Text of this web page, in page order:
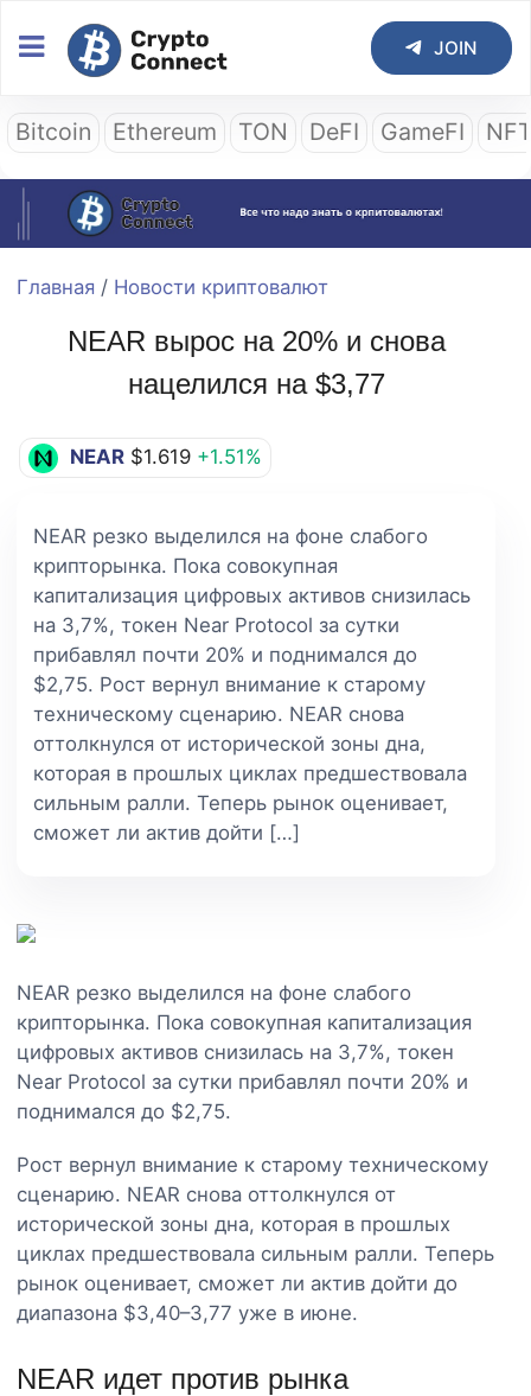
JOIN
Bitcoin Ethereum TON DeFI GameFI
Главная / Новости криптовалют
NEAR вырос на 20% и снова
нацелился на $3,77
NEAR $1.619 +1.51%
NEAR резко выделился на фоне слабого
крипторынка. Пока совокупная
капитализация цифровых активов снизилась
на 3,7%, токен Near Protocol за сутки
прибавлял почти 20% и поднимался до
$2,75. Рост вернул внимание к старому
техническому сценарию. NEAR снова
оттолкнулся от исторической зоны дна,
которая в прошлых циклах предшествовала
сильным ралли. Теперь рынок оценивает,
сможет ли актив дойти […]
NEAR резко выделился на фоне слабого
крипторынка. Пока совокупная капитализация
цифровых активов снизилась на 3,7%, токен
Near Protocol за сутки прибавлял почти 20% и
поднимался до $2,75.
Рост вернул внимание к старому техническому
сценарию. NEAR снова оттолкнулся от
исторической зоны дна, которая в прошлых
циклах предшествовала сильным ралли. Теперь
рынок оценивает, сможет ли актив дойти до
диапазона $3,40–3,77 уже в июне.
NEAR идет против рынка